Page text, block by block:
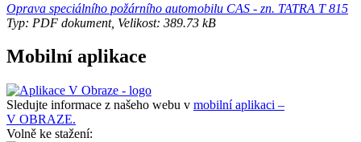
Oprava speciálního požárního automobilu CAS - zn. TATRA T 815
Typ: PDF dokument, Velikost: 389.73 kB
Mobilní aplikace
Sledujte informace z našeho webu v mobilní aplikaci –
V OBRAZE.
Volně ke stažení: